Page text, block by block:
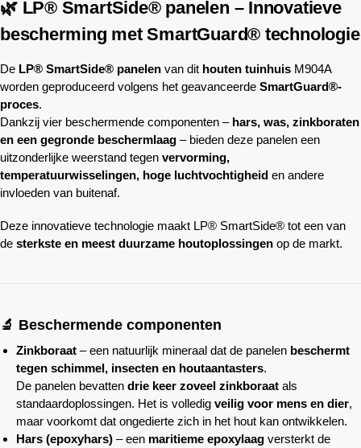
🌿 LP® SmartSide® panelen – Innovatieve
bescherming met SmartGuard® technologie
De LP® SmartSide® panelen van dit houten tuinhuis M904A
worden geproduceerd volgens het geavanceerde SmartGuard®-
proces.
Dankzij vier beschermende componenten – hars, was, zinkboraten
en een gegronde beschermlaag – bieden deze panelen een
uitzonderlijke weerstand tegen vervorming,
temperatuurwisselingen, hoge luchtvochtigheid en andere
invloeden van buitenaf.
Deze innovatieve technologie maakt LP® SmartSide® tot een van
de sterkste en meest duurzame houtoplossingen op de markt.
🔬 Beschermende componenten
Zinkboraat – een natuurlijk mineraal dat de panelen beschermt
tegen schimmel, insecten en houtaantasters.
De panelen bevatten drie keer zoveel zinkboraat als
standaardoplossingen. Het is volledig veilig voor mens en dier,
maar voorkomt dat ongedierte zich in het hout kan ontwikkelen.
Hars (epoxyhars) – een maritieme epoxylaag versterkt de